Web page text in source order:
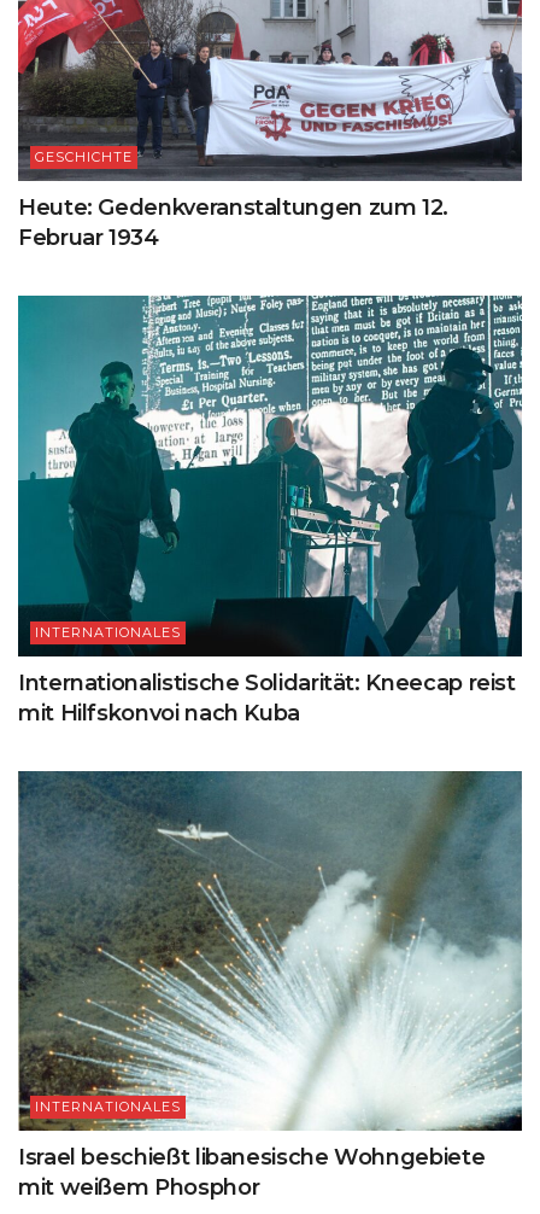
GESCHICHTE
Heute: Gedenkveranstaltungen zum 12.
Februar 1934
INTERNATIONALES
Internationalistische Solidarität: Kneecap reist
mit Hilfskonvoi nach Kuba
INTERNATIONALES
Israel beschießt libanesische Wohngebiete
mit weißem Phosphor